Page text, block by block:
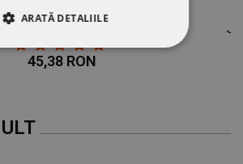
de lucru PRIMO GRI
45,38 RON
ARATĂ DETALIILE
NECESARE
TARGETARE